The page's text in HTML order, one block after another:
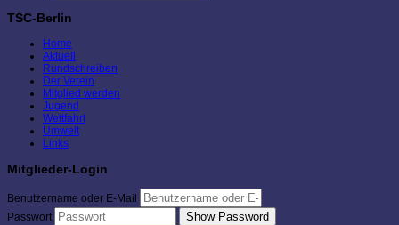
TSC-Berlin
Home
Aktuell
Rundschreiben
Der Verein
Mitglied werden
Jugend
Wettfahrt
Umwelt
Links
Mitglieder-Login
Benutzername oder E-Mail
Passwort
Show Password